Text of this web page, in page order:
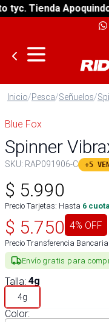
Tienda Apoquindo
Inicio/Pesca/Señuelos/
Blue Fox
Spinner
SKU: RAP091906-C +5
$ 5.990
Precio Tarjetas: Hasta 6
$ 5.750 4% OFF
Precio Transferencia Bancaria
Envío gratis para
Talla: 4g
4g
Color: